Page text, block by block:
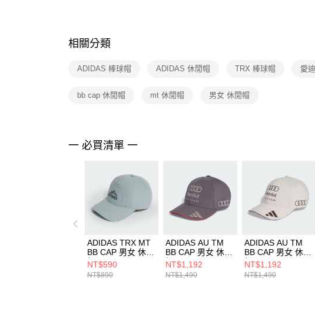
相關分類
ADIDAS 棒球帽 ADIDAS 休閒帽 TRX 棒球帽 愛
bb cap 休閒帽 mt 休閒帽 男女 休閒帽
一 必買清單 一
ADIDAS TRX MT
BB CAP 男女 休閒
帽 JD3416
NT$590
NT$890
ADIDAS AU TM
BB CAP 男女 休閒
帽 KF0713
NT$1,192
NT$1,490
ADIDAS AU TM
BB CAP 男女 休閒
帽 KF0714
NT$1,192
NT$1,490